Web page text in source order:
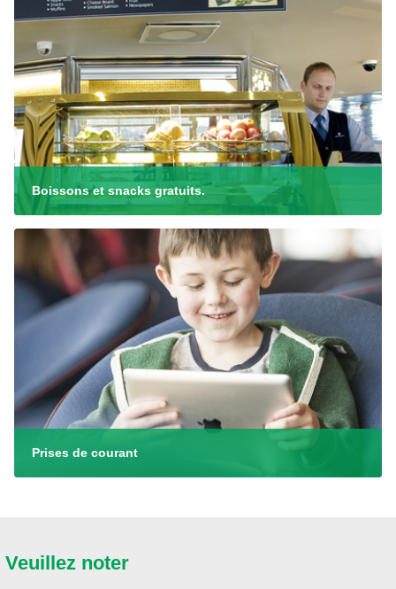
Boissons et snacks gratuits.
Prises de courant
Veuillez noter